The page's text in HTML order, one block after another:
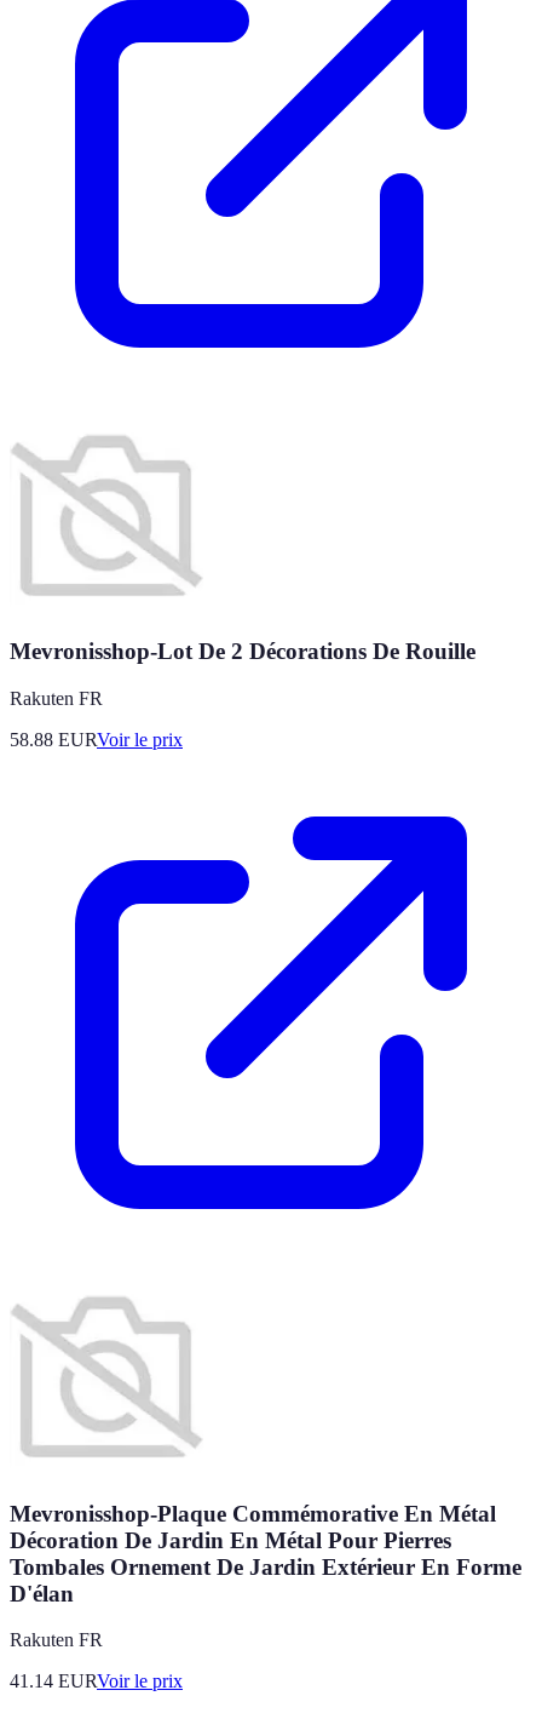
Mevronisshop-Lot De 2 Décorations De Rouille
Rakuten FR
58.88 EURVoir le prix
Mevronisshop-Plaque Commémorative En Métal
Décoration De Jardin En Métal Pour Pierres
Tombales Ornement De Jardin Extérieur En Forme
D'élan
Rakuten FR
41.14 EURVoir le prix